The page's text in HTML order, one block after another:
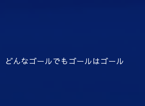
どんなゴールでもゴールはゴール